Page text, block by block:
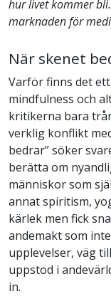
hur livet kommer
marknaden för
När skenet
Varför finns det
mindfulness och
kritikerna bara
verklig konflikt
bedrar” söker
berätta om
människor som
annat spiritism,
kärlek men fick
andemakt som
upplevelser, väg
uppstod i
in.